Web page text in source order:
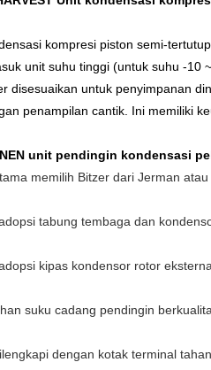
kompresi piston semi-
unit suhu tinggi (untuk suhu -10
disesuaikan untuk penyimpanan
penampilan cantik. Ini memiliki
unit pendingin kondensasi
memilih Bitzer dari Jerman
tabung tembaga dan
kipas kondensor rotor
suku cadang pendingin
dengan kotak terminal